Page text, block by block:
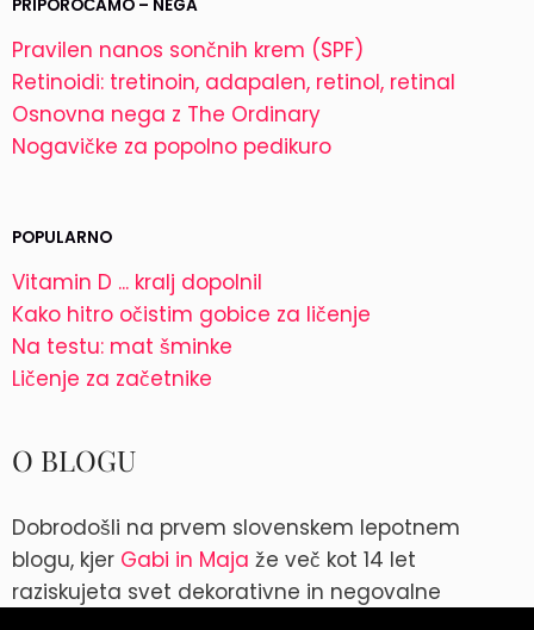
PRIPOROČAMO – NEGA
Pravilen nanos sončnih krem (SPF)
Retinoidi: tretinoin, adapalen, retinol, retinal
Osnovna nega z The Ordinary
Nogavičke za popolno pedikuro
POPULARNO
Vitamin D ... kralj dopolnil
Kako hitro očistim gobice za ličenje
Na testu: mat šminke
Ličenje za začetnike
O BLOGU
Dobrodošli na prvem slovenskem lepotnem
blogu, kjer Gabi in Maja že več kot 14 let
raziskujeta svet dekorativne in negovalne